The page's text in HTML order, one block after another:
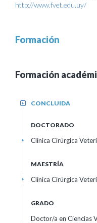
http://www.fvet.edu.uy/
Formación
Formación
CONCLUIDA
+
DOCTORADO
Clínica Cirúrgica
+
MAESTRÍA
Clínica Cirúrgica
+
GRADO
Doctor/a en Ciencias